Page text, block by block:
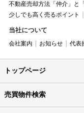
不動産売却方法「仲介」と
少しでも高く売るポイント
当社について
会社案内 お知らせ 代表
トップページ
売買物件検索